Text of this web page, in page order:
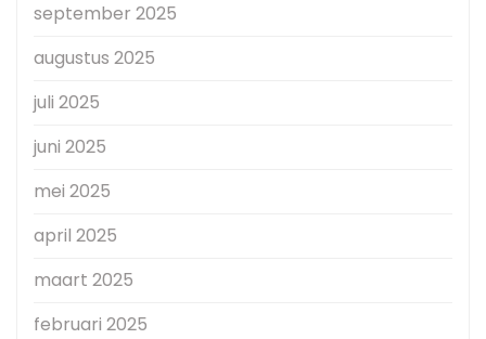
september 2025
augustus 2025
juli 2025
juni 2025
mei 2025
april 2025
maart 2025
februari 2025